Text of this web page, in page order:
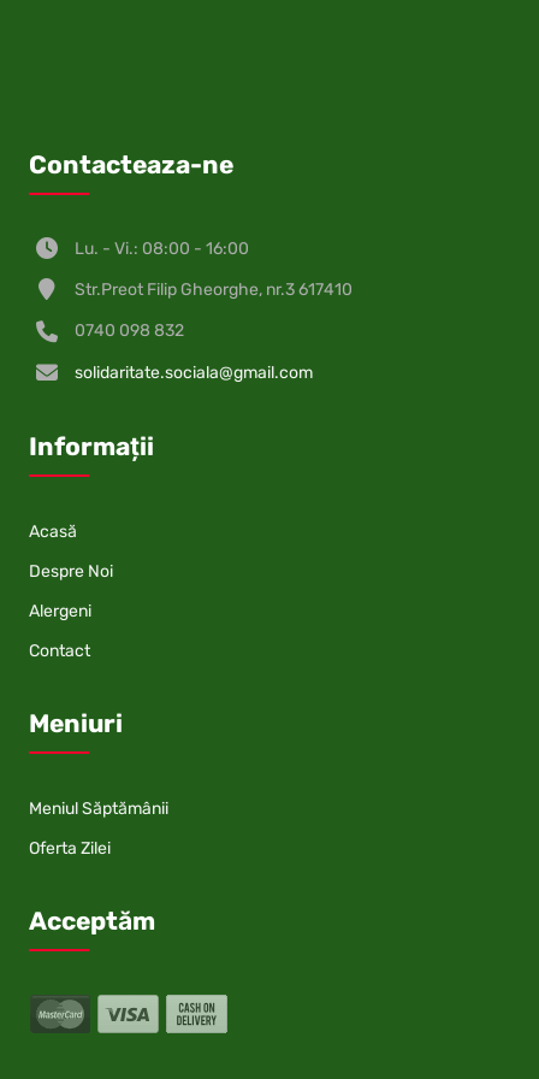
Contacteaza-ne
Lu. - Vi.: 08:00 - 16:00
Str.Preot Filip Gheorghe, nr.3 617410
0740 098 832
solidaritate.sociala@gmail.com
Informații
Acasă
Despre Noi
Alergeni
Contact
Meniuri
Meniul Săptămânii
Oferta Zilei
Acceptăm